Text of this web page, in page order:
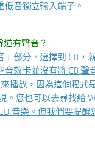
音獨立輸入端子。
道有聲音？
部分，選擇到 CD，
效卡並沒有將 CD
播放，因為這個程式
您也可以去尋找給
音樂。但我們要提醒